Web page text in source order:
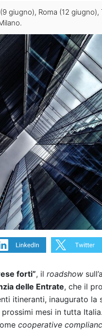
giugno), Roma (12
forti”, il roadshow
delle Entrate, che il
itineranti, inaugurato la
mesi in tutta
cooperative